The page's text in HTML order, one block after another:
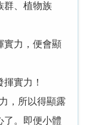
群、植物族
力，便會顯
實力！
，所以得顯露
了。即便小體